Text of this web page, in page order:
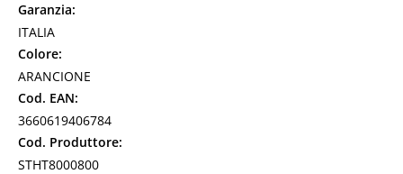
Garanzia:
ITALIA
Colore:
ARANCIONE
Cod. EAN:
3660619406784
Cod. Produttore:
STHT8000800